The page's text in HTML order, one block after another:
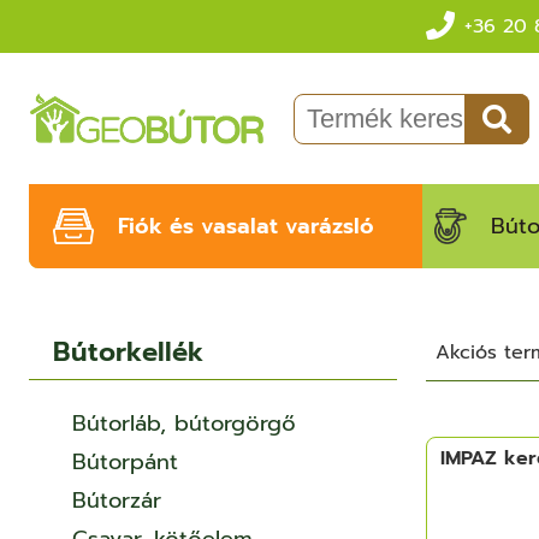
+36 20
Fiók és vasalat varázsló
Bútorkellék
Bútorláb, bútorgörgő
Bútorpánt
Bútorzár
Akciós
IMPAZ